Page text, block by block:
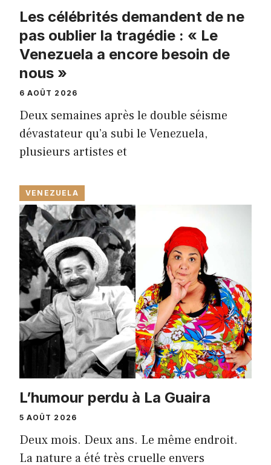
Les célébrités demandent de ne
pas oublier la tragédie : « Le
Venezuela a encore besoin de
nous »
6 AOÛT 2026
Deux semaines après le double séisme
dévastateur qu’a subi le Venezuela,
plusieurs artistes et
VENEZUELA
L’humour perdu à La Guaira
5 AOÛT 2026
Deux mois. Deux ans. Le même endroit.
La nature a été très cruelle envers